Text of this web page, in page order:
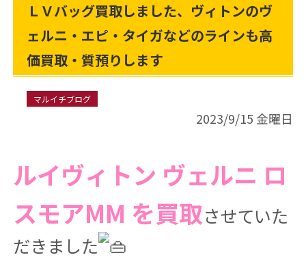
ＬＶバッグ買取しました、ヴィトンのヴ
ェルニ・エピ・タイガなどのラインも高
価買取・質預りします
マルイチブログ
2023/9/15 金曜日
ルイヴィトン ヴェルニ ロ
スモアMM を買取させていた
だきました